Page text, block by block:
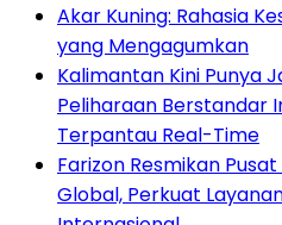
Akar Kuning: Rahasia
yang Mengagumkan
Kalimantan Kini Punya
Peliharaan Berstandar
Terpantau Real-Time
Farizon Resmikan
Global, Perkuat